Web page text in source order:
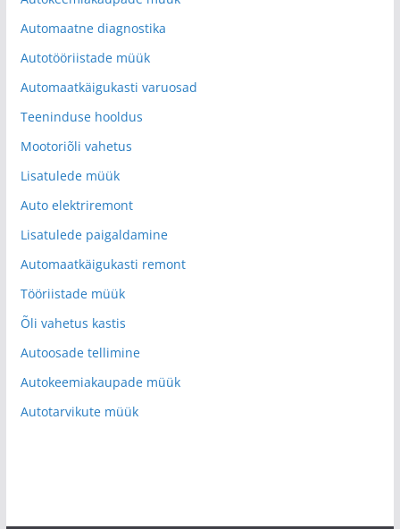
Automaatne diagnostika
Autotööriistade müük
Automaatkäigukasti varuosad
Teeninduse hooldus
Mootoriõli vahetus
Lisatulede müük
Auto elektriremont
Lisatulede paigaldamine
Automaatkäigukasti remont
Tööriistade müük
Õli vahetus kastis
Autoosade tellimine
Autokeemiakaupade müük
Autotarvikute müük